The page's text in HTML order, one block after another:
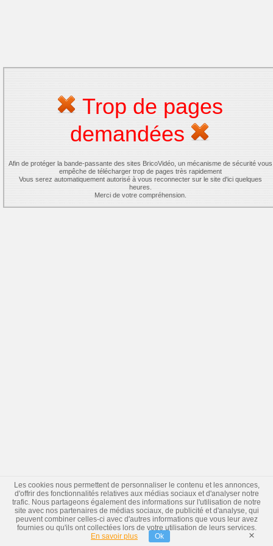
Trop de pages
demandées
Afin de protéger la bande-passante des sites BricoVidéo, un mécanisme de sécurité vous
empêche de télécharger trop de pages très rapidement
Vous serez automatiquement autorisé à vous reconnecter sur le site d'ici quelques
heures.
Merci de votre compréhension.
Les cookies nous permettent de personnaliser le contenu et les annonces,
d'offrir des fonctionnalités relatives aux médias sociaux et d'analyser notre
trafic. Nous partageons également des informations sur l'utilisation de notre
site avec nos partenaires de médias sociaux, de publicité et d'analyse, qui
peuvent combiner celles-ci avec d'autres informations que vous leur avez
fournies ou qu'ils ont collectées lors de votre utilisation de leurs services.
En savoir plus
Ok ×